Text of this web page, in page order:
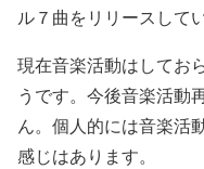
ル７曲をリリースして
現在音楽活動はしてお
うです。今後音楽活動
ん。個人的には音楽活
感じはあります。